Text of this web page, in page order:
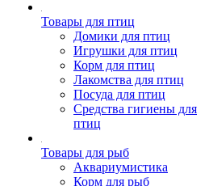
Товары для птиц
Домики для птиц
Игрушки для птиц
Корм для птиц
Лакомства для птиц
Посуда для птиц
Средства гигиены для
птиц
Товары для рыб
Аквариумистика
Корм для рыб